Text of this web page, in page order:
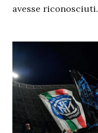
avesse riconosciuti.